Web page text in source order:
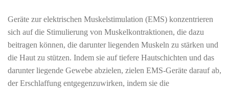
Geräte zur elektrischen Muskelstimulation (EMS) konzentrieren
sich auf die Stimulierung von Muskelkontraktionen, die dazu
beitragen können, die darunter liegenden Muskeln zu stärken und
die Haut zu stützen. Indem sie auf tiefere Hautschichten und das
darunter liegende Gewebe abzielen, zielen EMS-Geräte darauf ab,
der Erschlaffung entgegenzuwirken, indem sie die